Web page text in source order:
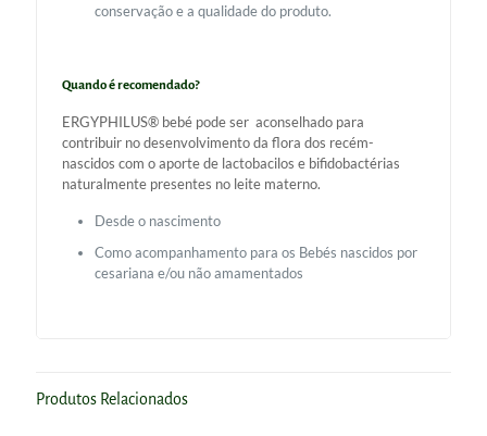
conservação e a qualidade do produto.
Quando é recomendado?
ERGYPHILUS® bebé pode ser aconselhado para
contribuir no desenvolvimento da flora dos recém-
nascidos com o aporte de lactobacilos e bifidobactérias
naturalmente presentes no leite materno.
Desde o nascimento
Como acompanhamento para os Bebés nascidos por
cesariana e/ou não amamentados
Produtos Relacionados